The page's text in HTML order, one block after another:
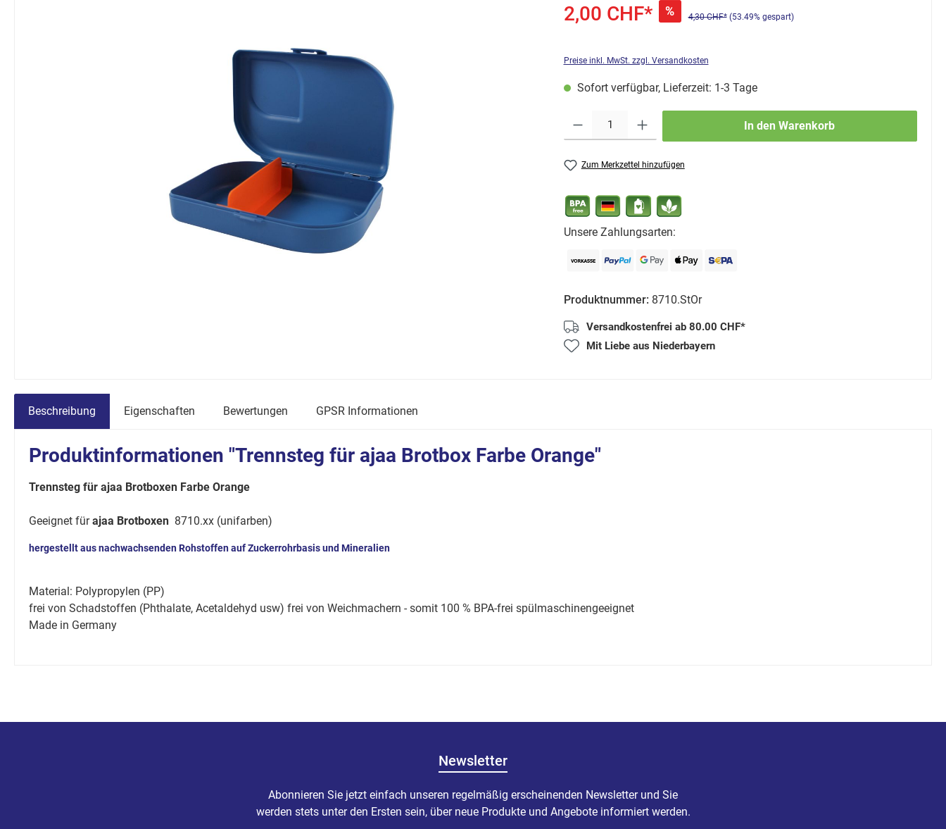
2,00 CHF* % 4,30 CHF* (53.49% gespart)
Preise inkl. MwSt. zzgl. Versandkosten
Sofort verfügbar, Lieferzeit: 1-3 Tage
In den Warenkorb
Zum Merkzettel hinzufügen
Unsere Zahlungsarten:
Produktnummer: 8710.StOr
Versandkostenfrei ab 80.00 CHF*
Mit Liebe aus Niederbayern
Beschreibung Eigenschaften Bewertungen GPSR Informationen
Produktinformationen "Trennsteg für ajaa Brotbox Farbe Orange"
Trennsteg für ajaa Brotboxen Farbe Orange
Geeignet fürajaa Brotboxen 8710.xx (unifarben)
hergestellt aus nachwachsenden Rohstoffen auf Zuckerrohrbasis und Mineralien
Material: Polypropylen (PP)
frei von Schadstoffen (Phthalate, Acetaldehyd usw) frei von Weichmachern - somit 100 % BPA-frei spülmaschinengeeignet
Made in Germany
Newsletter
Abonnieren Sie jetzt einfach unseren regelmäßig erscheinenden Newsletter und Sie
werden stets unter den Ersten sein, über neue Produkte und Angebote informiert werden.